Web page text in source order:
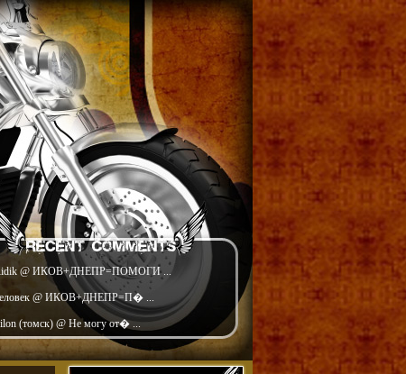
@ ИКОВ+ДНЕПР=ПОМОГИ ...
@ ИКОВ+ДНЕПР=П� ...
(томск) @ Не могу от� ...